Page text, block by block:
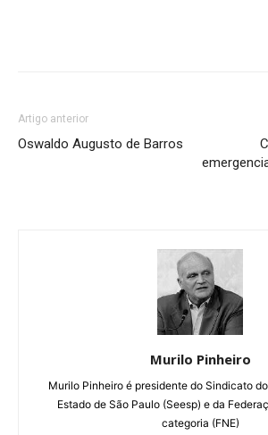
Artigo anterior
Oswaldo Augusto de Barros
Murilo Pinheiro
Murilo Pinheiro é presidente do Sindicato
Estado de São Paulo (Seesp) e da
categoria (FNE)